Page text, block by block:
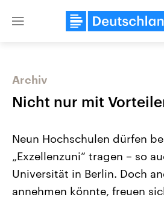
Close
Archiv
Nicht nur mit
Neun Hochschulen dürfen
„Exzellenzuni“ tragen – so
Universität in Berlin. Doch
annehmen könnte, freuen